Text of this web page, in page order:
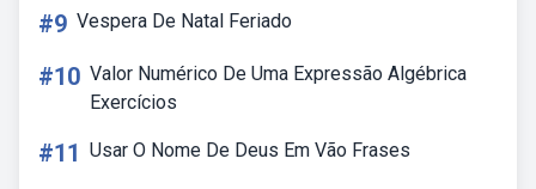
#9 Vespera De Natal Feriado
#10 Valor Numérico De Uma Expressão Algébrica
Exercícios
#11 Usar O Nome De Deus Em Vão Frases